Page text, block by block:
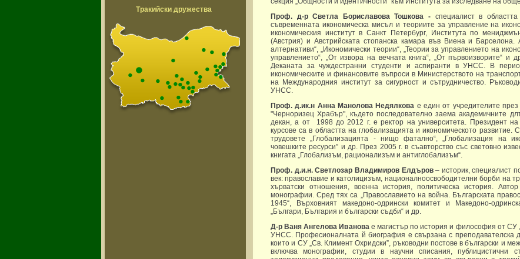
Тракийски дружества
Проф. д-р Светла Бориславова Тошкова - специалист в
съвременната икономическа мисъл и теориите за управление на
икономическия институт в Санкт Петербург, Института по
(Австрия) и Австрийската стопанска камара във Виена и Барселона.
алтернативи“, „Икономически теории“, „Теории за управлението на
управлението“, „От извора на вечната книга“, „От първоизворите“
Деканата за чуждестранни студенти и аспиранти в УНСС. В
икономическите и финансовите въпроси в Mинистерството на
на Международния институт за сигурност и сътрудничество.
УНСС.
Проф. д.ик.н Анна Манолова Недялкова е един от учредителите
"Черноризец Храбър", където последователно заема академичните
декан, а от 1998 до 2012 г. е ректор на университета. Президент
курсове са в областта на глобализацията и икономическото
трудовете „Глобализацията - нищо фатално“, „Глобализация на
човешките ресурси” и др. През 2005 г. в съавторство със световно
книгата „Глобализъм, рационализъм и антиглобализъм“.
Проф. д.и.н. Светлозар Владимиров Елдъров– историк, специалист
век: православие и католицизъм, националноосвободителни борби на
хърватски отношения, военна история, политическа история.
монографии. Сред тях са „Православието на война. Българската
1945“, Върховният македоно-одрински комитет и Македоно-
„Българи, България и български съдби“ и др.
Д-р Ваня Ангелова Иванова e магистър по история и философия от СУ
УНСС. Професионалната й биография е свързана с преподавателска
които и СУ „Св. Климент Охридски”, ръководни постове в български и
включва монографии, студии в научни списания, публицистични